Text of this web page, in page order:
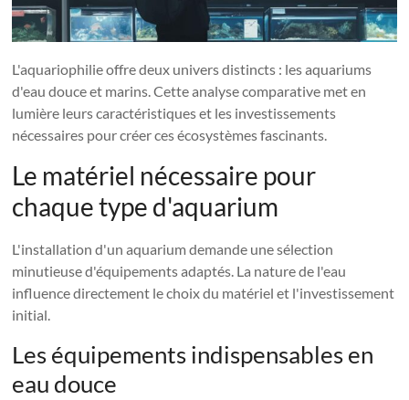
L'aquariophilie offre deux univers distincts : les aquariums
d'eau douce et marins. Cette analyse comparative met en
lumière leurs caractéristiques et les investissements
nécessaires pour créer ces écosystèmes fascinants.
Le matériel nécessaire pour
chaque type d'aquarium
L'installation d'un aquarium demande une sélection
minutieuse d'équipements adaptés. La nature de l'eau
influence directement le choix du matériel et l'investissement
initial.
Les équipements indispensables en
eau douce